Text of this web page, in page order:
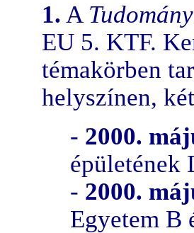
1. A
EU 5. KTF.
témakörben
helyszínen,
- 2000.
épületének
- 2000.
Egyetem B